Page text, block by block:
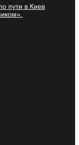
пути в Киев